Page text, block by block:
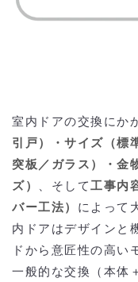
室内ドアの交換にか
引戸）・サイズ（標
突板／ガラス）・金
ズ）
、そして 工事内
バー工法） によって
内ドアはデザインと
ドから意匠性の高い
一般的な交換（本体